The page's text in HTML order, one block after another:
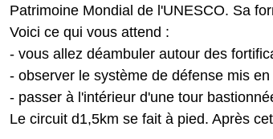
Patrimoine Mondial de l'UNESCO. Sa
Voici ce qui vous attend :
- vous allez déambuler autour des
- observer le système de défense mis
- passer à l'intérieur d'une tour
Le circuit d1,5km se fait à pied. Après